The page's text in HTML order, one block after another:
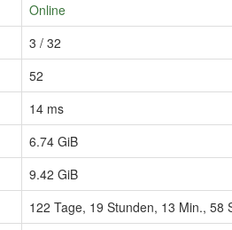
Online
3 / 32
52
14 ms
6.74 GiB
9.42 GiB
122 Tage, 19 Stunden, 13 Min., 59